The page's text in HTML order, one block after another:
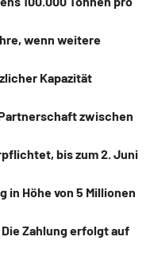
wenn weitere
Kapazität
zwischen
bis zum 2. Juni
in Höhe von 5 Millionen
Die Zahlung erfolgt auf